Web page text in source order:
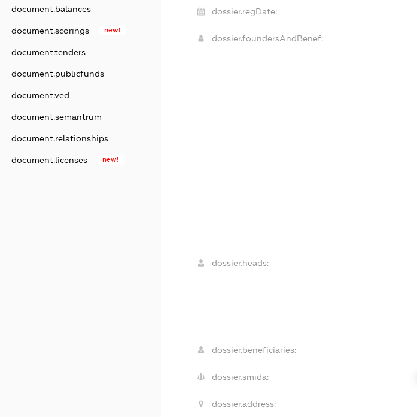
document.balances
document.scorings new!
document.tenders
document.publicfunds
document.ved
document.semantrum
document.relationships
document.licenses new!
dossier.regDate:
dossier.foundersAndBenef:
dossier.heads:
dossier.beneficiaries:
dossier.smida:
dossier.address: